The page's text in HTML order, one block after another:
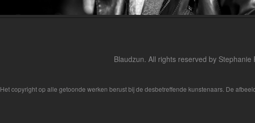
Blaudzun. All rights reserved by Stephanie
. Het copyright op alle getoonde werken berust bij de desbetreffende kunstenaars. De